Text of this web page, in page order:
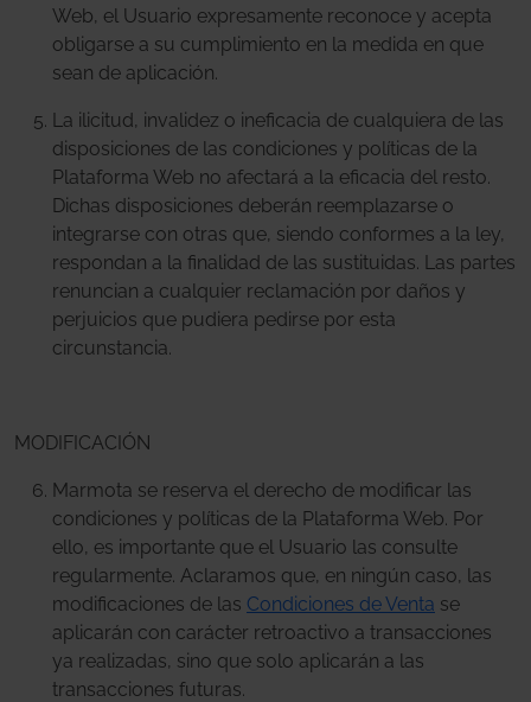
Web, el Usuario expresamente reconoce y acepta
obligarse a su cumplimiento en la medida en que
sean de aplicación.
La ilicitud, invalidez o ineficacia de cualquiera de las
disposiciones de las condiciones y políticas de la
Plataforma Web no afectará a la eficacia del resto.
Dichas disposiciones deberán reemplazarse o
integrarse con otras que, siendo conformes a la ley,
respondan a la finalidad de las sustituidas. Las partes
renuncian a cualquier reclamación por daños y
perjuicios que pudiera pedirse por esta
circunstancia.
MODIFICACIÓN
Marmota se reserva el derecho de modificar las
condiciones y políticas de la Plataforma Web. Por
ello, es importante que el Usuario las consulte
regularmente. Aclaramos que, en ningún caso, las
modificaciones de las Condiciones de Venta se
aplicarán con carácter retroactivo a transacciones
ya realizadas, sino que solo aplicarán a las
transacciones futuras.